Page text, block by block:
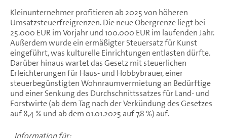
Kleinunternehmer profitieren ab 2025 von höheren
Umsatzsteuerfreigrenzen. Die neue Obergrenze liegt bei
25.000 EUR im Vorjahr und 100.000 EUR im laufenden Jahr.
Außerdem wurde ein ermäßigter Steuersatz für Kunst
eingeführt, was kulturelle Einrichtungen entlasten dürfte.
Darüber hinaus wartet das Gesetz mit steuerlichen
Erleichterungen für Haus- und Hobbybrauer, einer
steuerbegünstigten Wohnraumvermietung an Bedürftige
und einer Senkung des Durchschnittssatzes für Land- und
Forstwirte (ab dem Tag nach der Verkündung des Gesetzes
auf 8,4 % und ab dem 01.01.2025 auf 7,8 %) auf.
Information für: